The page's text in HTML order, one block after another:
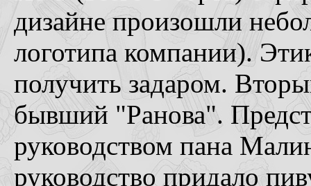
дизайне произошли
логотипа компании).
получить задаром.
бывший "Ранова".
руководством пана
руководство придало